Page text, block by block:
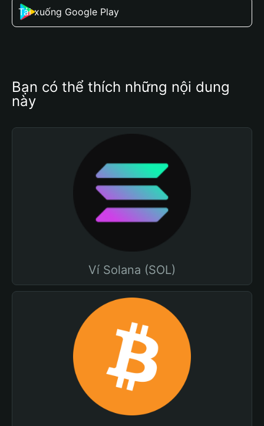
Tải xuống Google Play
Bạn có thể thích những nội dung
này
Ví Solana (SOL)